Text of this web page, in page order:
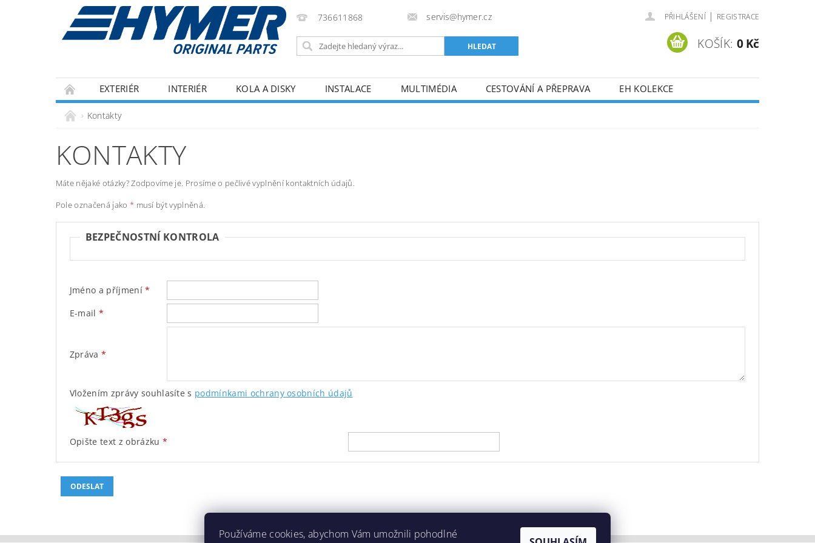
736611868 servis@hymer.cz PŘIHLÁŠENÍ | REGISTRACE
KOŠÍK: 0 Kč
EXTERIÉR INTERIÉR KOLA A DISKY INSTALACE MULTIMÉDIA CESTOVÁNÍ A PŘEPRAVA
EH KOLEKCE
ECOFLOW
Kontakty
KONTAKTY
Máte nějaké otázky? Zodpovíme je. Prosíme o pečlivé vyplnění kontaktních údajů.
Pole označená jako * musí být vyplněná.
BEZPEČNOSTNÍ KONTROLA
Jméno a příjmení
E-mail
Zpráva
Vložením zprávy souhlasíte s podmínkami ochrany osobních údajů
Opište text z obrázku
Používáme cookies, abychom Vám umožnili pohodlné